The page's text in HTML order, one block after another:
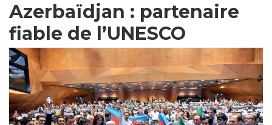
Azerbaïdjan : partenaire
fiable de l’UNESCO